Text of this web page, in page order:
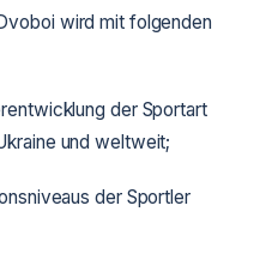
wird mit folgenden
der Sportart
und weltweit;
der Sportler